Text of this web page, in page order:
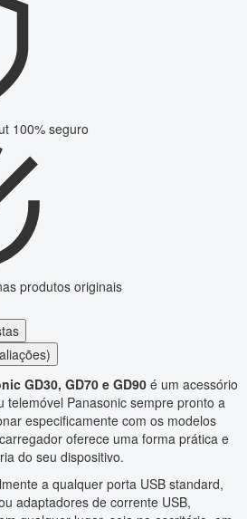
100% seguro
produtos originais
GD30, GD70 e GD90 é um acessório
telemóvel Panasonic sempre pronto a
especificamente com os modelos
oferece uma forma prática e
do seu dispositivo.
a qualquer porta USB standard,
adaptadores de corrente USB,